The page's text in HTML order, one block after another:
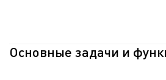
Основные задачи и